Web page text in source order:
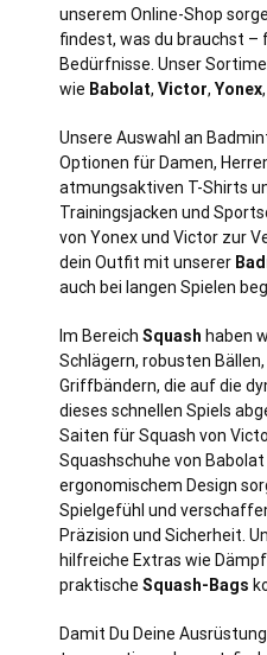
unserem Online-Shop
findest, was du brauchst –
Bedürfnisse. Unser
wie Babolat, Victor, Yonex,
Unsere Auswahl an
Optionen für Damen,
atmungsaktiven T-Shirts
Trainingsjacken und
von Yonex und Victor zur
dein Outfit mit unserer
auch bei langen Spielen
Im Bereich Squash haben
Schlägern, robusten
Griffbändern, die auf die
dieses schnellen Spiels
Saiten für Squash von
Squashschuhe von
ergonomischem Design
Spielgefühl und
Präzision und Sicherheit.
hilfreiche Extras wie
praktische Squash-Bags
Damit Du Deine